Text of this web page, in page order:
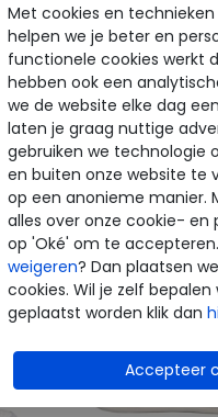
PRODUCTEN
Met cookies en
helpen we je beter en
functionele cookies werkt
hebben ook een
we de website elke dag
laten je graag nuttige
gebruiken we technologie
en buiten onze website te
op een anonieme manier.
alles over onze cookie- en
op 'Oké' om te
weigeren? Dan plaatsen
cookies. Wil je zelf bepalen
geplaatst worden klik dan